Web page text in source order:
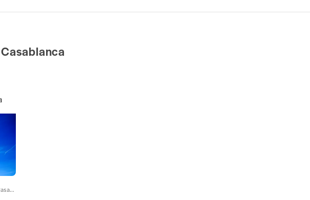
Biglietti per la Moschea Hassan II a Casablanca